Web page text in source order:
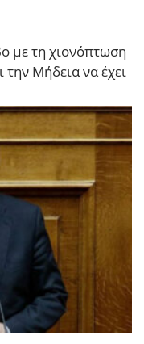
με τη χιονόπτωση
την Μήδεια να έχει